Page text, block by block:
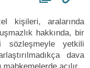
kişileri, aralarında
hakkında, bir
sözleşmeyle yetkili
dava